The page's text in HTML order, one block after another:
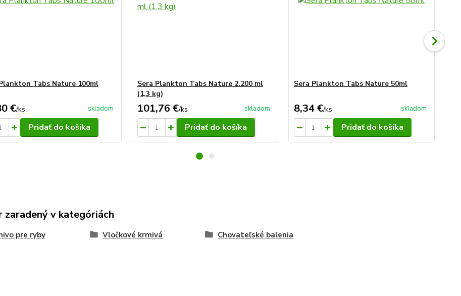
Tabs Nature 100ml
€/ks skladom
Pridať do košíka
Sera Plankton Tabs Nature 2.200 ml
(1,3 kg)
101,76 €/ks skladom
Pridať do košíka
Sera Plankton Tabs Nature 50ml
8,34 €/ks skladom
Pridať do košíka
zaradený v kategóriách
pre ryby Vločkové krmivá Chovateľské balenia